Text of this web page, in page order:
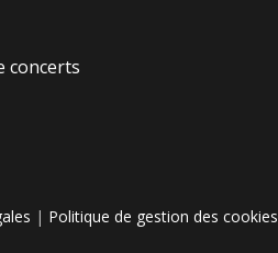
concerts
| Politique de gestion des cookies